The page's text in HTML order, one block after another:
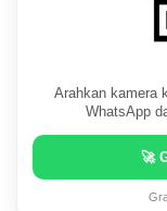
Arahkan kamera
WhatsApp
🚀